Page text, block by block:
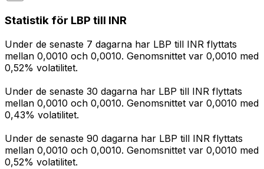
Statistik för LBP till INR
Under de senaste 7 dagarna har LBP till INR flyttats
mellan 0,0010 och 0,0010. Genomsnittet var 0,0010 med
0,52% volatilitet.
Under de senaste 30 dagarna har LBP till INR flyttats
mellan 0,0010 och 0,0010. Genomsnittet var 0,0010 med
0,43% volatilitet.
Under de senaste 90 dagarna har LBP till INR flyttats
mellan 0,0010 och 0,0010. Genomsnittet var 0,0010 med
0,52% volatilitet.